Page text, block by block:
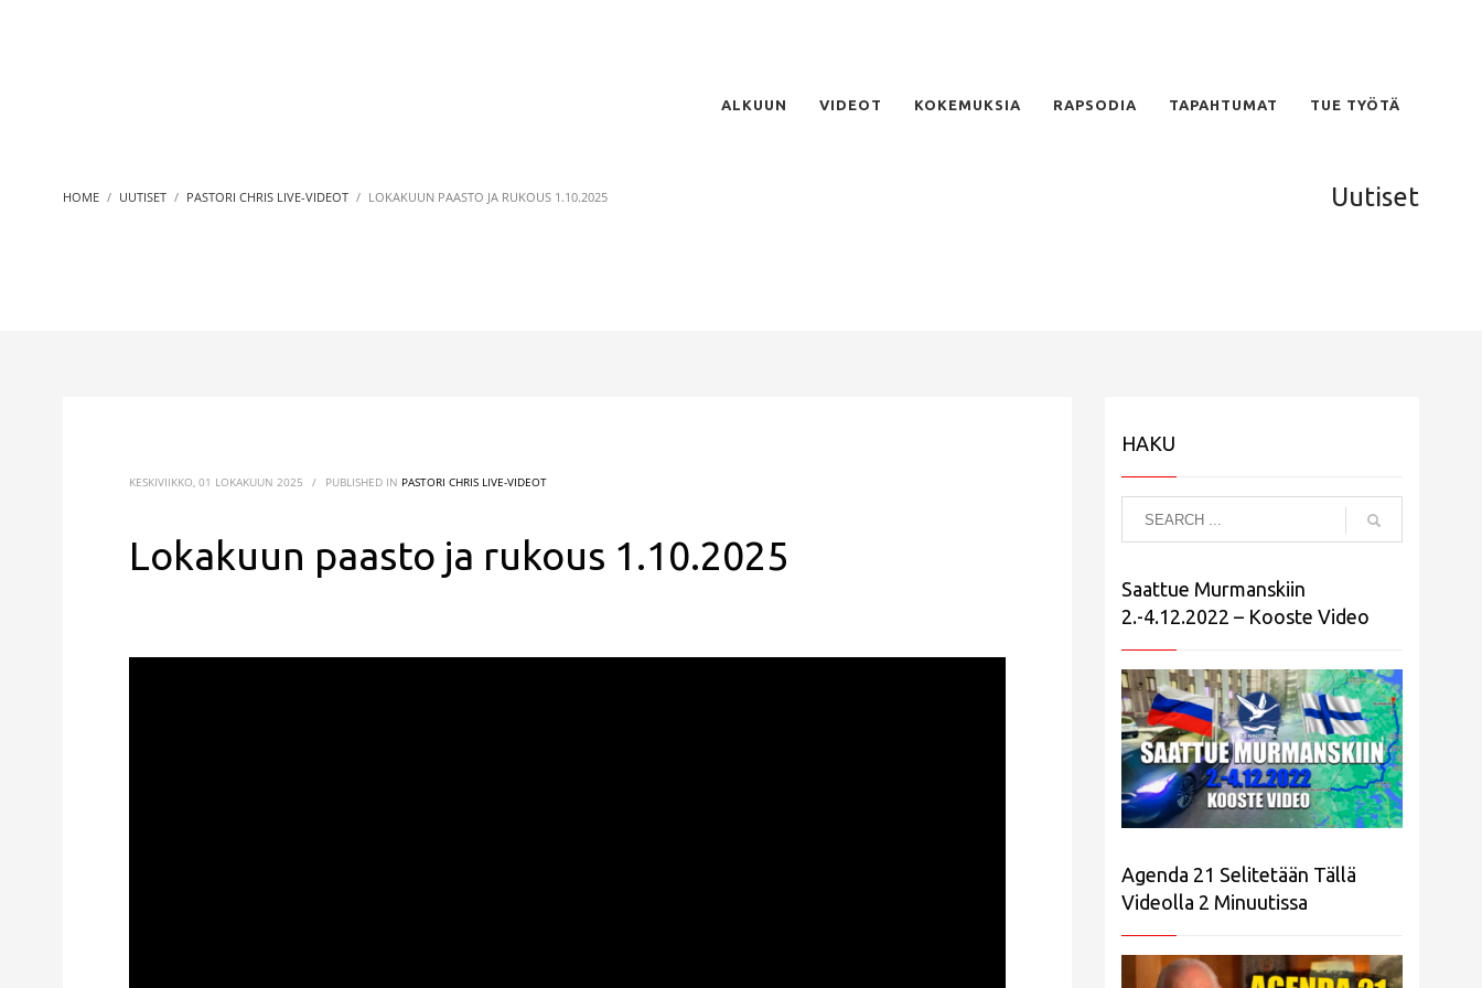
ALKUUN VIDEOT KOKEMUKSIA RAPSODIA TAPAHTUMAT TUE TYÖTÄ
HOME UUTISET PASTORI CHRIS LIVE-VIDEOT LOKAKUUN PAASTO JA RUKOUS 1.10.2025 Uutiset
KESKIVIIKKO, 01 LOKAKUUN 2025 / PUBLISHED IN PASTORI CHRIS LIVE-VIDEOT
Lokakuun paasto ja rukous 1.10.2025
HAKU
Saattue Murmanskiin
2.-4.12.2022 – Kooste Video
Agenda 21 Selitetään Tällä
Videolla 2 Minuutissa